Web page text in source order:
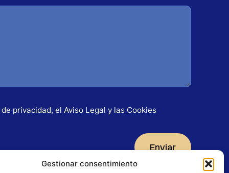
Gestionar consentimiento
privacidad, elAviso Legal y las Cookies
Enviar